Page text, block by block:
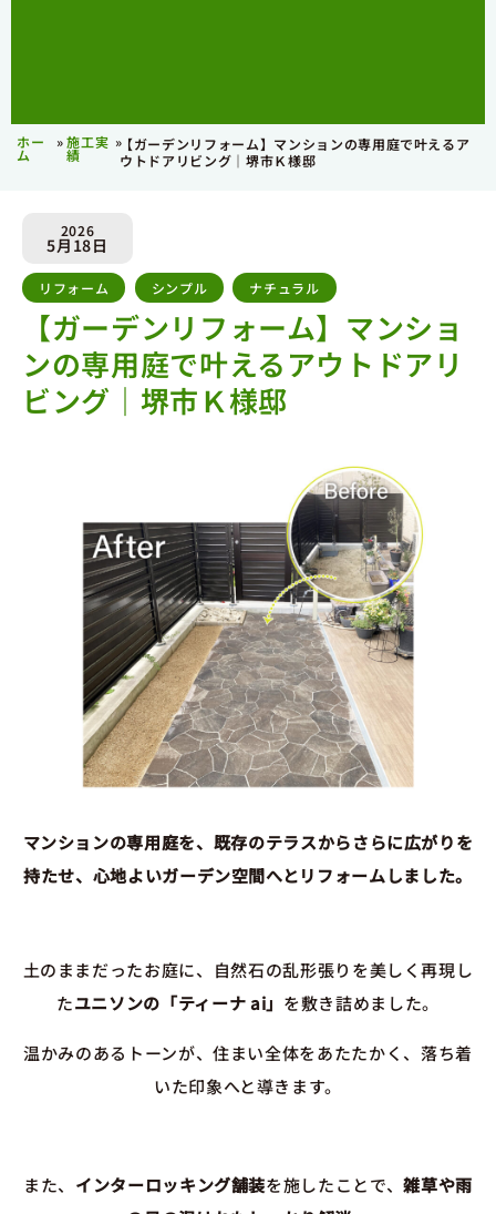
ホー
ム
»施工実
績
»【ガーデンリフォーム】マンションの専用庭で叶えるア
ウトドアリビング｜堺市Ｋ様邸
2026
5月18日
リフォーム シンプル , ナチュラル
【ガーデンリフォーム】マンショ
ンの専用庭で叶えるアウトドアリ
ビング｜堺市Ｋ様邸
マンションの専用庭を、既存のテラスからさらに広がりを
持たせ、心地よいガーデン空間へとリフォームしました。
土のままだったお庭に、自然石の乱形張りを美しく再現し
たユニソンの「ティーナ ai」 を敷き詰めました。
温かみのあるトーンが、住まい全体をあたたかく、落ち着
いた印象へと導きます。
また、 インターロッキング舗装を施したことで、雑草や雨